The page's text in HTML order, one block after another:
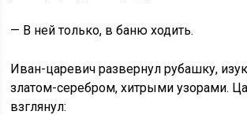
— В ней только, в баню ходить.
Иван-царевич развернул рубашку,
златом-серебром, хитрыми узорами.
взглянул: